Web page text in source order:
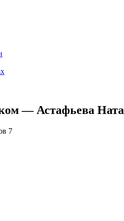
— Астафьева
7